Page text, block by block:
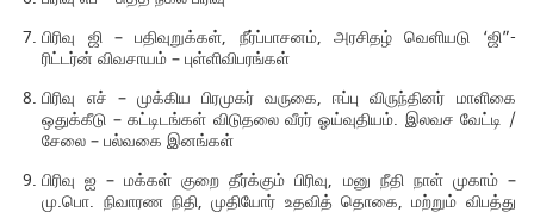
பிரிவு ஜி – பதிவுறுக்கள், நீர்ப்பாசனம், அரசிதழ் வெளியடு ‘ஜி”-
ரிட்டர்ன் விவசாயம் – புள்ளிவிபரங்கள்
பிரிவு எச் – முக்கிய பிரமுகர் வருகை, ஈப்பு விருந்தினர் மாளிகை
ஒதுக்கீடு – கட்டிடங்கள் விடுதலை வீரர் ஓய்வுதியம். இலவச வேட்டி /
சேலை – பல்வகை இனங்கள்
பிரிவு ஐ – மக்கள் குறை தீர்க்கும் பிரிவு, மனு நீதி நாள் முகாம் –
மு.பொ. நிவாரண நிதி, முதியோர் உதவித் தொகை, மற்றும் விபத்து